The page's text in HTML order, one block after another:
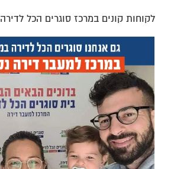
לקוחות קונים במרכז סוגרים הכל לדירה